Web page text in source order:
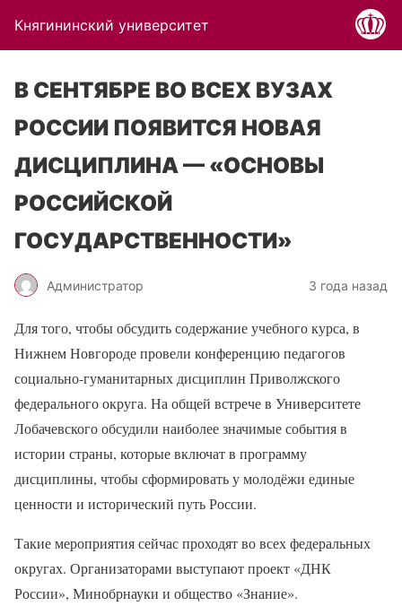
Княгининский университет
В СЕНТЯБРЕ ВО ВСЕХ ВУЗАХ
РОССИИ ПОЯВИТСЯ НОВАЯ
ДИСЦИПЛИНА — «ОСНОВЫ
РОССИЙСКОЙ
ГОСУДАРСТВЕННОСТИ»
Администратор 3 года назад
Для того, чтобы обсудить содержание учебного курса, в
Нижнем Новгороде провели конференцию педагогов
социально-гуманитарных дисциплин Приволжского
федерального округа. На общей встрече в Университете
Лобачевского обсудили наиболее значимые события в
истории страны, которые включат в программу
дисциплины, чтобы сформировать у молодёжи единые
ценности и исторический путь России.
Такие мероприятия сейчас проходят во всех федеральных
округах. Организаторами выступают проект «ДНК
России», Минобрнауки и общество «Знание».